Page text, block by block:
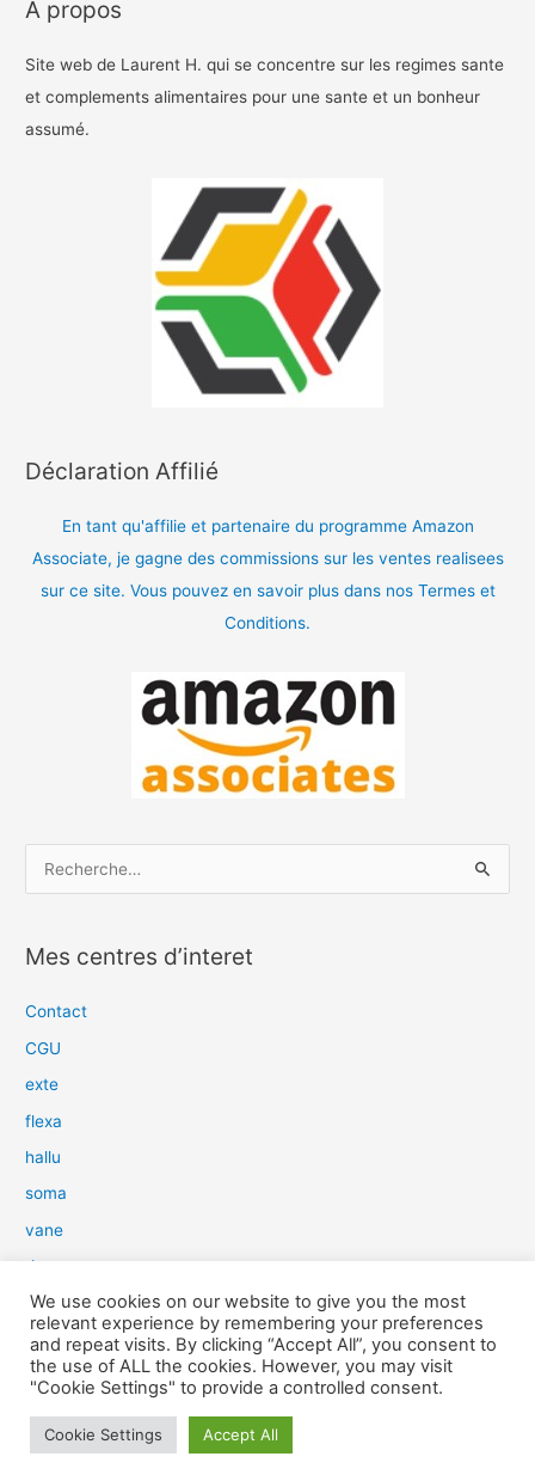
A propos
Site web de Laurent H. qui se concentre sur les regimes sante
et complements alimentaires pour une sante et un bonheur
assumé.
Déclaration Affilié
En tant qu'affilie et partenaire du programme Amazon
Associate, je gagne des commissions sur les ventes realisees
sur ce site. Vous pouvez en savoir plus dans nos Termes et
Conditions.
h
e
e
r
:
Mes centres d’interet
Contact
CGU
exte
flexa
hallu
soma
vane
dow
slim
aure
light
We use cookies on our website to give you the most
relevant experience by remembering your preferences
and repeat visits. By clicking “Accept All”, you consent to
the use of ALL the cookies. However, you may visit
"Cookie Settings" to provide a controlled consent.
Cookie Settings Accept All